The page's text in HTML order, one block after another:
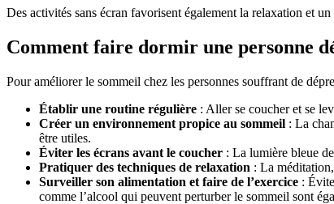
Des activités sans écran favorisent également la relaxation et
Comment faire dormir une personne
Pour améliorer le sommeil chez les personnes souffrant de
Établir une routine régulière : Aller se coucher et se
Créer un environnement propice au sommeil : La
être utiles.
Éviter les écrans avant le coucher : La lumière bleue
Pratiquer des techniques de relaxation : La
Surveiller son alimentation et faire de l’exercice :
comme l’alcool qui peuvent perturber le sommeil sont